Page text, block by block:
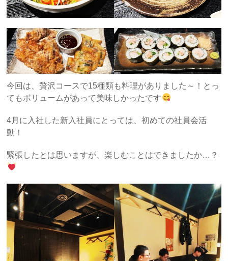
今回は、贅沢コースで15種類も料理がありました～！とっ
てもボリュームがあって美味しかったです
4月に入社した新入社員にとっては、初めての社員会活
動！
緊張したとは思いますが、楽しむことはできましたか…？